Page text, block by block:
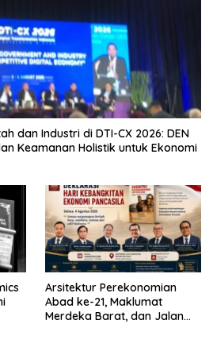
dan Industri di DTI-CX 2026: DEN
Keamanan Holistik untuk Ekonomi
Arsitektur Perekonomian
Abad ke-21, Maklumat
Merdeka Barat, dan Jalan